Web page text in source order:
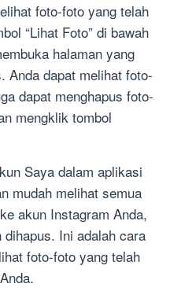
foto-foto yang telah
“Lihat Foto” di bawah
halaman yang
Anda dapat melihat foto-
dapat menghapus foto-
mengklik tombol
Saya dalam aplikasi
mudah melihat semua
akun Instagram Anda,
Ini adalah cara
foto-foto yang telah